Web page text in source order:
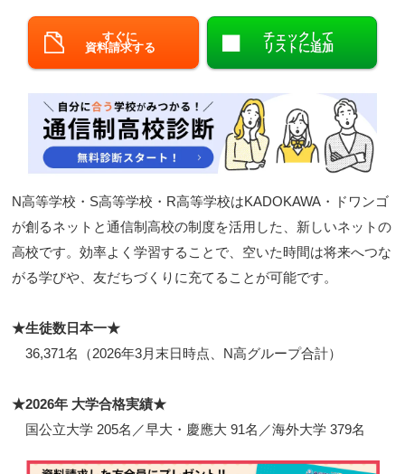
閉じる
すぐに
資料請求する
チェックして
リストに追加
N高等学校・S高等学校・R高等学校はKADOKAWA・ドワンゴ
が創るネットと通信制高校の制度を活用した、新しいネットの
高校です。効率よく学習することで、空いた時間は将来へつな
がる学びや、友だちづくりに充てることが可能です。
★生徒数日本一★
36,371名（2026年3月末日時点、N高グループ合計）
★2026年 大学合格実績★
国公立大学 205名／早大・慶應大 91名／海外大学 379名